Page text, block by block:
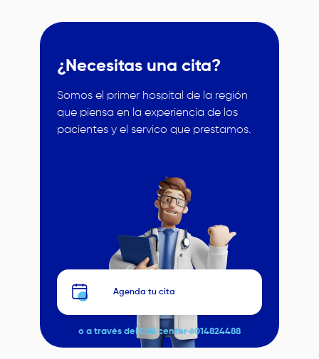
¿Necesitas una cita?
Somos el primer hospital de la región
que piensa en la experiencia de los
pacientes y el servico que prestamos.
Agenda tu cita
o a través del Call center 6014824488